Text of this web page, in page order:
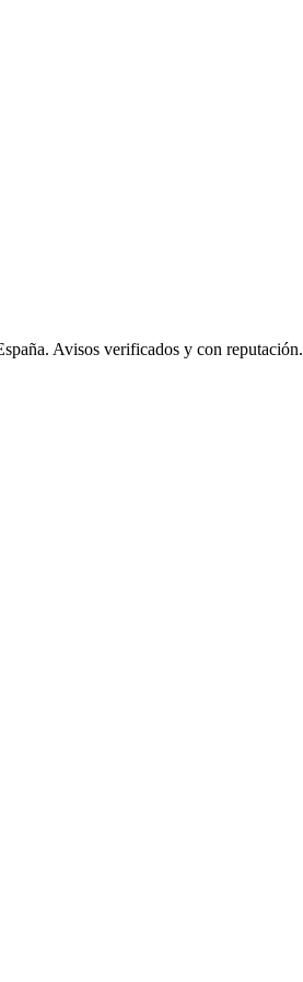
Avisos verificados y con reputación.